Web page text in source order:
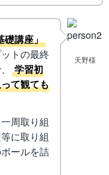
天野様
礎講座」
トの最終
学習初
て観ても
周取り組
に取り組
ールを詰